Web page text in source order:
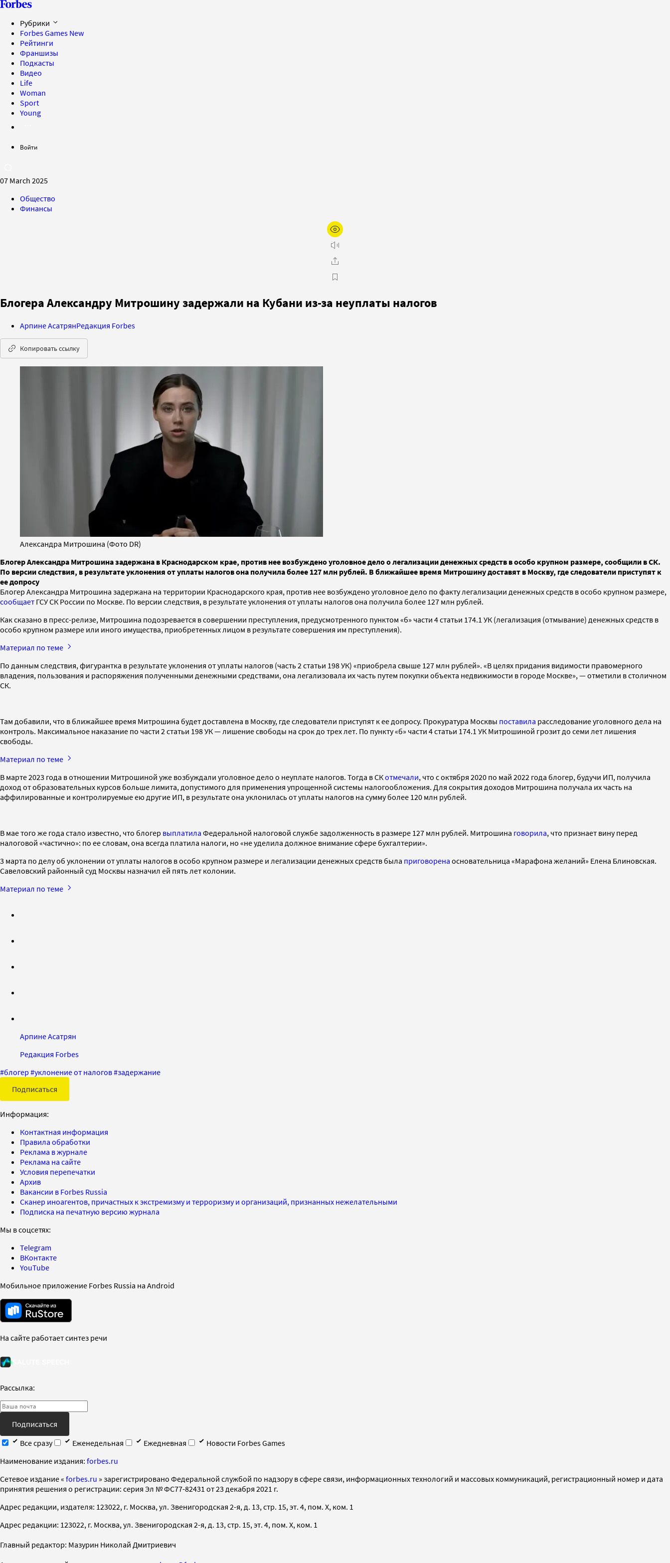
Рубрики
Forbes Games New
Рейтинги
Франшизы
Подкасты
Видео
Life
Woman
Sport
Young
Войти
07 March 2025
Общество
Финансы
Блогера Александру Митрошину задержали на Кубани из-за неуплаты налогов
Арпине АсатрянРедакция Forbes
Копировать ссылку
Александра Митрошина (Фото DR)
Блогер Александра Митрошина задержана в Краснодарском крае, против нее возбуждено уголовное дело о легализации денежных средств в особо крупном размере, сообщили в СК.
По версии следствия, в результате уклонения от уплаты налогов она получила более 127 млн рублей. В ближайшее время Митрошину доставят в Москву, где следователи приступят к
ее допросу
Блогер Александра Митрошина задержана на территории Краснодарского края, против нее возбуждено уголовное дело по факту легализации денежных средств в особо крупном размере,
сообщает ГСУ СК России по Москве. По версии следствия, в результате уклонения от уплаты налогов она получила более 127 млн рублей.
Как сказано в пресс-релизе, Митрошина подозревается в совершении преступления, предусмотренного пунктом «б» части 4 статьи 174.1 УК (легализация (отмывание) денежных средств в
особо крупном размере или иного имущества, приобретенных лицом в результате совершения им преступления).
Материал по теме
По данным следствия, фигурантка в результате уклонения от уплаты налогов (часть 2 статьи 198 УК) «приобрела свыше 127 млн рублей». «В целях придания видимости правомерного
владения, пользования и распоряжения полученными денежными средствами, она легализовала их часть путем покупки объекта недвижимости в городе Москве», — отметили в столичном
СК.
Там добавили, что в ближайшее время Митрошина будет доставлена в Москву, где следователи приступят к ее допросу. Прокуратура Москвы поставила расследование уголовного дела на
контроль. Максимальное наказание по части 2 статьи 198 УК — лишение свободы на срок до трех лет. По пункту «б» части 4 статьи 174.1 УК Митрошиной грозит до семи лет лишения
свободы.
Материал по теме
В марте 2023 года в отношении Митрошиной уже возбуждали уголовное дело о неуплате налогов. Тогда в СКотмечали, что с октября 2020 по май 2022 года блогер, будучи ИП, получила
доход от образовательных курсов больше лимита, допустимого для применения упрощенной системы налогообложения. Для сокрытия доходов Митрошина получала их часть на
аффилированные и контролируемые ею другие ИП, в результате она уклонилась от уплаты налогов на сумму более 120 млн рублей.
В мае того же года стало известно, что блогер выплатила Федеральной налоговой службе задолженность в размере 127 млн рублей. Митрошина говорила, что признает вину перед
налоговой «частично»: по ее словам, она всегда платила налоги, но «не уделила должное внимание сфере бухгалтерии».
3 марта по делу об уклонении от уплаты налогов в особо крупном размере и легализации денежных средств была приговорена основательница «Марафона желаний» Елена Блиновская.
Савеловский районный суд Москвы назначил ей пять лет колонии.
Материал по теме
Арпине Асатрян
Редакция Forbes
#блогер #уклонение от налогов#задержание
Подписаться
Информация:
Контактная информация
Правила обработки
Реклама в журнале
Реклама на сайте
Условия перепечатки
Архив
Вакансии в Forbes Russia
Сканер иноагентов, причастных к экстремизму и терроризму и организаций, признанных нежелательными
Подписка на печатную версию журнала
Мы в соцсетях:
Telegram
ВКонтакте
YouTube
Мобильное приложение Forbes Russia на Android
На сайте работает синтез речи
Рассылка:
Подписаться
Все сразу
Еженедельная Ежедневная
Новости Forbes Games
Наименование издания: forbes.ru
Cетевое издание « forbes.ru » зарегистрировано Федеральной службой по надзору в сфере связи, информационных технологий и массовых коммуникаций, регистрационный номер и дата
принятия решения о регистрации: серия Эл № ФС77-82431 от 23 декабря 2021 г.
Адрес редакции, издателя: 123022, г. Москва, ул. Звенигородская 2-я, д. 13, стр. 15, эт. 4, пом. X, ком. 1
Адрес редакции: 123022, г. Москва, ул. Звенигородская 2-я, д. 13, стр. 15, эт. 4, пом. X, ком. 1
Главный редактор: Мазурин Николай Дмитриевич